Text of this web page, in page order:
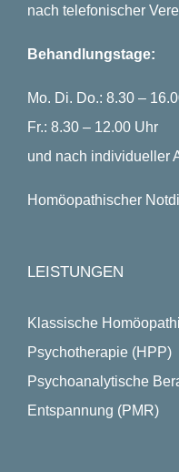
nach telefonischer
Behandlungstage:
Mo. Di. Do.: 8.30 –
Fr.: 8.30 – 12.00 Uhr
und nach individueller
Homöopathischer
LEISTUNGEN
Klassische
Psychotherapie (HPP)
Psychoanalytische
Entspannung (PMR)